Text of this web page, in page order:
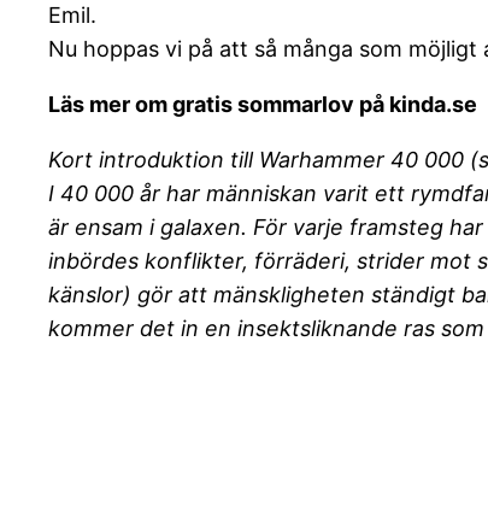
Emil.
Nu hoppas vi på att så många som
Läs mer om gratis sommarlov på kinda.se
Kort introduktion till Warhammer 40 000
I 40 000 år har människan varit ett
är ensam i galaxen. För varje framsteg
inbördes konflikter, förräderi, strider mot
känslor) gör att mänskligheten ständigt
kommer det in en insektsliknande ras